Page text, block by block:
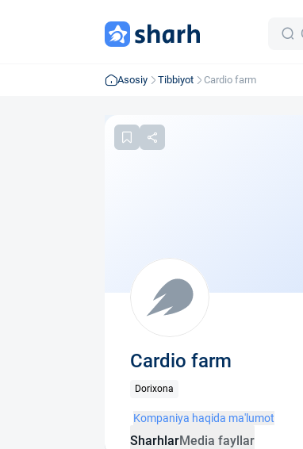
Asosiy Tibbiyot Cardio farm
Cardio farm
Dorixona
Kompaniya haqida ma'lumot
SharhlarMedia fayllar